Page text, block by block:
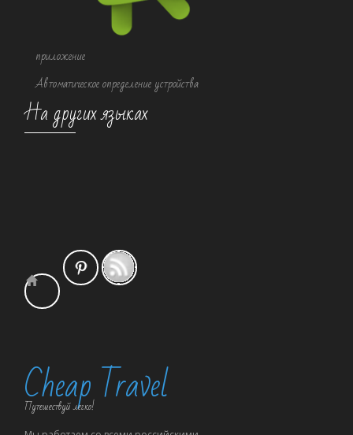
приложение
Автоматическое определение устройства
На других языках
Cheap Travel
Путешествуй легко!